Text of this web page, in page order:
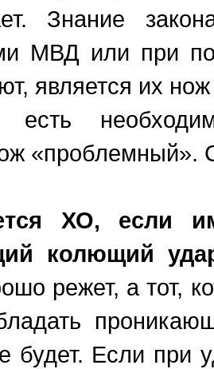
Знание
МВД или при
является их
«проблемный».
ХО, если
колющий
режет, а тот,
будет. Если при